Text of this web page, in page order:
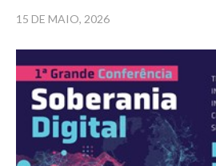
15 DE MAIO, 2026